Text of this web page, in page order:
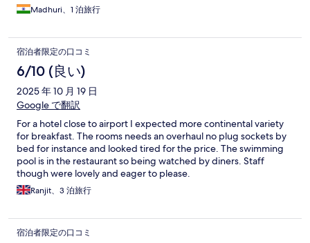
Madhuri、1 泊旅行
宿泊者限定の口コミ
6/10 (良い)
2025 年 10 月 19 日
Google で翻訳
For a hotel close to airport I expected more continental variety
for breakfast. The rooms needs an overhaul no plug sockets by
bed for instance and looked tired for the price. The swimming
pool is in the restaurant so being watched by diners. Staff
though were lovely and eager to please.
Ranjit、3 泊旅行
宿泊者限定の口コミ